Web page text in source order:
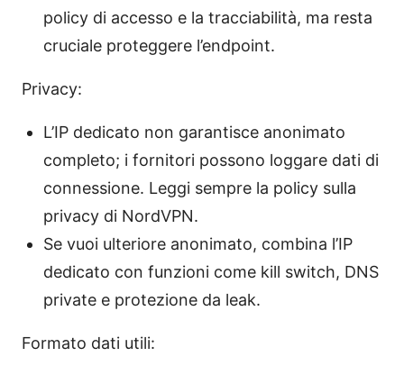
policy di accesso e la tracciabilità, ma resta
cruciale proteggere l’endpoint.
Privacy:
L’IP dedicato non garantisce anonimato
completo; i fornitori possono loggare dati di
connessione. Leggi sempre la policy sulla
privacy di NordVPN.
Se vuoi ulteriore anonimato, combina l’IP
dedicato con funzioni come kill switch, DNS
private e protezione da leak.
Formato dati utili: